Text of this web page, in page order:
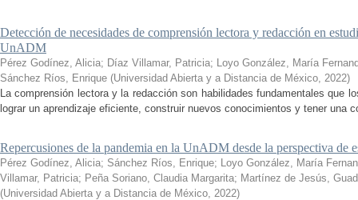
Detección de necesidades de comprensión lectora y redacción en
UnADM
Pérez Godínez, Alicia; Díaz Villamar, Patricia; Loyo González, María
Sánchez Ríos, Enrique (Universidad Abierta y a Distancia de México, 2022)
La comprensión lectora y la redacción son habilidades fundamentales que
lograr un aprendizaje eficiente, construir nuevos conocimientos y tener una
Repercusiones de la pandemia en la UnADM desde la perspectiva de
Pérez Godínez, Alicia; Sánchez Ríos, Enrique; Loyo González, María
Villamar, Patricia; Peña Soriano, Claudia Margarita; Martínez de Jesús,
(Universidad Abierta y a Distancia de México, 2022)